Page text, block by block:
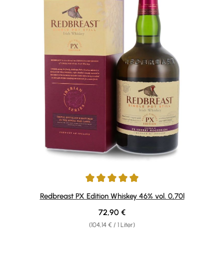
Durchschnittliche Bewertung von 5 von 5 Sternen
Redbreast PX Edition Whiskey 46% vol. 0,70l
(104,14 € / 1 Liter)
Regulärer Preis:
72,90 €